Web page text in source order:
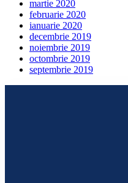
martie 2020
februarie 2020
ianuarie 2020
decembrie 2019
noiembrie 2019
octombrie 2019
septembrie 2019